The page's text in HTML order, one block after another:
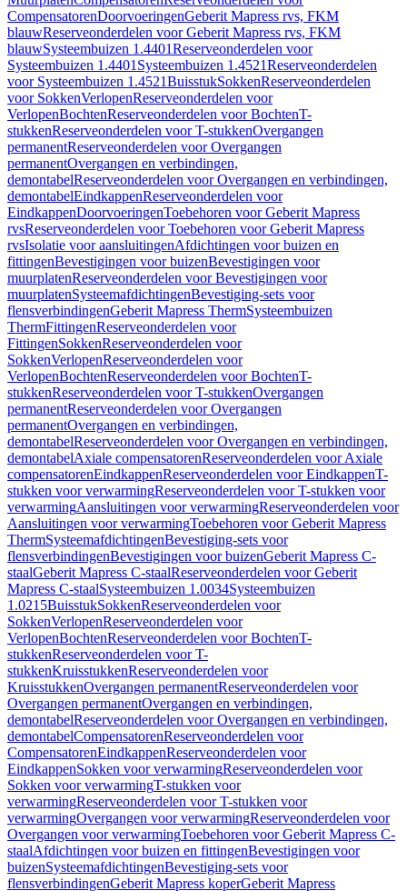
CompensatorenDoorvoeringenGeberit Mapress rvs, FKM
blauwReserveonderdelen voor Geberit Mapress rvs, FKM
blauwSysteembuizen 1.4401Reserveonderdelen voor
Systeembuizen 1.4401 Systeembuizen 1.4521Reserveonderdelen
voor Systeembuizen 1.4521BuisstukSokkenReserveonderdelen
voor SokkenVerlopenReserveonderdelen voor
VerlopenBochtenReserveonderdelen voor BochtenT-
stukkenReserveonderdelen voor T-stukkenOvergangen
permanentReserveonderdelen voor Overgangen
permanentOvergangen en verbindingen,
demontabelReserveonderdelen voor Overgangen en verbindingen,
demontabelEindkappenReserveonderdelen voor
EindkappenDoorvoeringenToebehoren voor Geberit Mapress
rvsReserveonderdelen voor Toebehoren voor Geberit Mapress
rvsIsolatie voor aansluitingenAfdichtingen voor buizen en
fittingenBevestigingen voor buizenBevestigingen voor
muurplatenReserveonderdelen voor Bevestigingen voor
muurplatenSysteemafdichtingenBevestiging-sets voor
flensverbindingenGeberit Mapress ThermSysteembuizen
ThermFittingenReserveonderdelen voor
FittingenSokkenReserveonderdelen voor
SokkenVerlopenReserveonderdelen voor
VerlopenBochtenReserveonderdelen voor BochtenT-
stukkenReserveonderdelen voor T-stukkenOvergangen
permanentReserveonderdelen voor Overgangen
permanentOvergangen en verbindingen,
demontabelReserveonderdelen voor Overgangen en verbindingen,
demontabelAxiale compensatorenReserveonderdelen voor Axiale
compensatorenEindkappenReserveonderdelen voor EindkappenT-
stukken voor verwarmingReserveonderdelen voor T-stukken voor
verwarmingAansluitingen voor verwarmingReserveonderdelen voor
Aansluitingen voor verwarmingToebehoren voor Geberit Mapress
ThermSysteemafdichtingenBevestiging-sets voor
flensverbindingenBevestigingen voor buizenGeberit Mapress C-
staalGeberit Mapress C-staalReserveonderdelen voor Geberit
Mapress C-staalSysteembuizen 1.0034Systeembuizen
1.0215BuisstukSokkenReserveonderdelen voor
SokkenVerlopenReserveonderdelen voor
VerlopenBochtenReserveonderdelen voor BochtenT-
stukkenReserveonderdelen voor T-
stukkenKruisstukkenReserveonderdelen voor
KruisstukkenOvergangen permanentReserveonderdelen voor
Overgangen permanentOvergangen en verbindingen,
demontabelReserveonderdelen voor Overgangen en verbindingen,
demontabelCompensatorenReserveonderdelen voor
CompensatorenEindkappenReserveonderdelen voor
EindkappenSokken voor verwarmingReserveonderdelen voor
Sokken voor verwarmingT-stukken voor
verwarmingReserveonderdelen voor T-stukken voor
verwarmingOvergangen voor verwarmingReserveonderdelen voor
Overgangen voor verwarmingToebehoren voor Geberit Mapress C-
staalAfdichtingen voor buizen en fittingenBevestigingen voor
buizenSysteemafdichtingenBevestiging-sets voor
flensverbindingenGeberit Mapress koperGeberit Mapress